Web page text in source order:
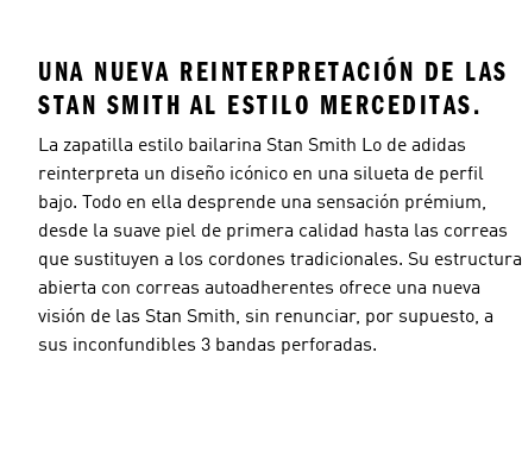
UNA NUEVA REINTERPRETACIÓN DE LAS
STAN SMITH AL ESTILO MERCEDITAS.
La zapatilla estilo bailarina Stan Smith Lo de adidas
reinterpreta un diseño icónico en una silueta de perfil
bajo. Todo en ella desprende una sensación prémium,
desde la suave piel de primera calidad hasta las correas
que sustituyen a los cordones tradicionales. Su estructura
abierta con correas autoadherentes ofrece una nueva
visión de las Stan Smith, sin renunciar, por supuesto, a
sus inconfundibles 3 bandas perforadas.